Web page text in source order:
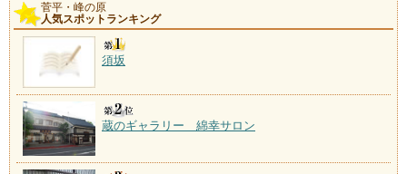
菅平・峰の原
人気スポットランキング
須坂
蔵のギャラリー 綿幸サロン